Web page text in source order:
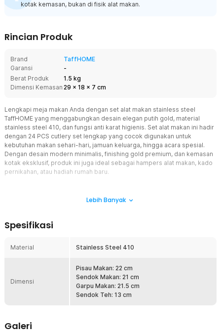
kotak kemasan, bukan di fisik alat makan.
Rincian Produk
Brand
TaffHOME
Garansi
-
Berat Produk
1.5 kg
Dimensi Kemasan 29 x 18 x 7 cm
Lengkapi meja makan Anda dengan set alat makan stainless steel
TaffHOME yang menggabungkan desain elegan putih gold, material
stainless steel 410, dan fungsi anti karat higienis. Set alat makan ini hadir
dengan 24 PCS cutlery set lengkap yang cocok digunakan untuk
kebutuhan makan sehari-hari, jamuan keluarga, hingga acara spesial.
Dengan desain modern minimalis, finishing gold premium, dan kemasan
kotak eksklusif, produk ini juga ideal sebagai hampers alat makan, kado
pernikahan, atau hadiah rumah baru.
tinggi yang dikenal anti karat, kuat, dan tahan lama untuk
membuat permukaan alat makan lebih higienis, tidak berpori, dan
hingga hidangan berkuah, tanpa mengurangi kualitas dan kilapnya.
Sentuhan Elegan di Ruang Makan
Mengusung desain alat makan elegan warna putih dan gold, set ini
dan pisau memberikan kesan modern klasik yang cocok dipadukan
dengan berbagai tema interior dapur dan ruang makan. Tidak hanya
Lebih Banyak
Spesifikasi
Material Stainless Steel 410
Dimensi
Pisau Makan: 22 cm
Sendok Makan: 21 cm
Garpu Makan: 21.5 cm
Sendok Teh: 13 cm
Galeri